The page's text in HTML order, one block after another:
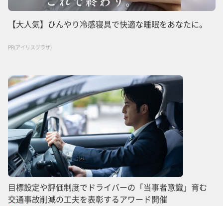
【大人気】ひんやり冷感寝具で快適な睡眠をあなたに。
PR(アイリスプラザ)
目標設定や評価制度でドライバーの「当事者意識」育む
交通事故削減の工夫を表彰するアワード開催